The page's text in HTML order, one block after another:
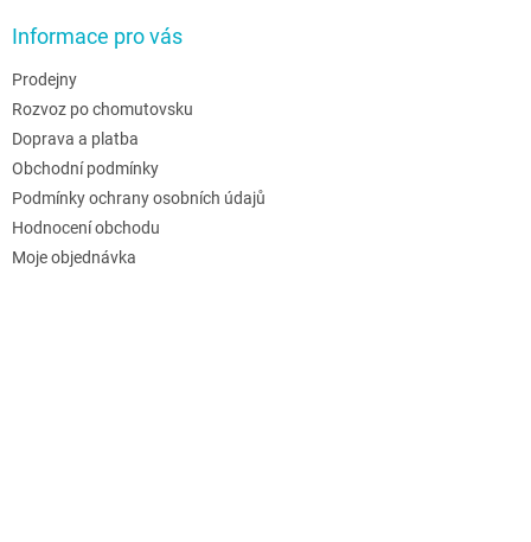
Informace pro vás
Prodejny
Rozvoz po chomutovsku
Doprava a platba
Obchodní podmínky
Podmínky ochrany osobních údajů
Hodnocení obchodu
Moje objednávka